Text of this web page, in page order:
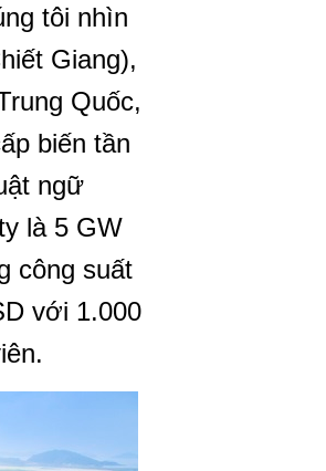
tôi nhìn
Giang),
Quốc,
biến tần
ngữ
là 5 GW
công suất
với 1.000